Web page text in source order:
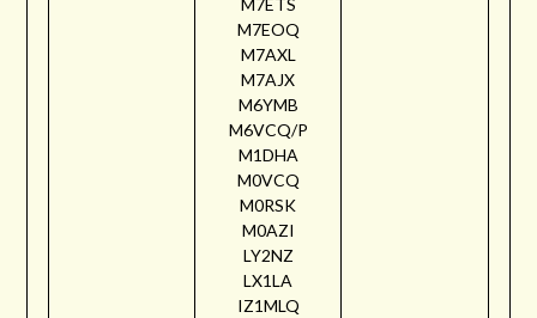
M7ETS
M7EOQ
M7AXL
M7AJX
M6YMB
M6VCQ/P
M1DHA
M0VCQ
M0RSK
M0AZI
LY2NZ
LX1LA
IZ1MLQ